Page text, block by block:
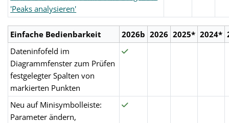
'Peaks analysieren'
Einfache Bedienbarkeit 2026b 2026 2025* 2024*
Dateninfofeld im
Diagrammfenster zum Prüfen
festgelegter Spalten von
markierten Punkten
Neu auf Minisymbolleiste:
Parameter ändern,